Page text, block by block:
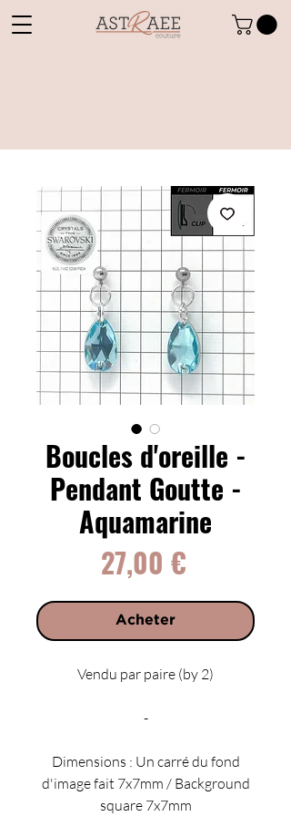
Boucles d'oreille -
Pendant Goutte -
Aquamarine
27,00 €Prix
Acheter
Vendu par paire (by 2)
-
Dimensions : Un carré du fond
d'image fait 7x7mm / Background
square 7x7mm